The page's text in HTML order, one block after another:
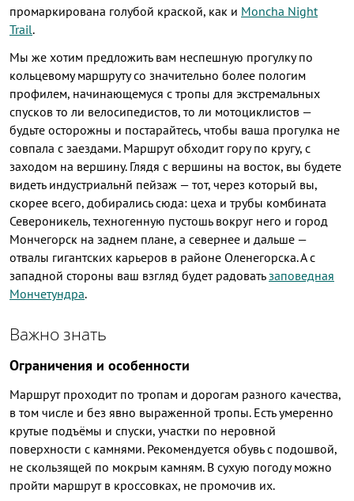
промаркирована голубой краской, как и Moncha Night
Trail.
Мы же хотим предложить вам неспешную прогулку по
кольцевому маршруту со значительно более пологим
профилем, начинающемуся с тропы для экстремальных
спусков то ли велосипедистов, то ли мотоциклистов —
будьте осторожны и постарайтесь, чтобы ваша прогулка не
совпала с заездами. Маршрут обходит гору по кругу, с
заходом на вершину. Глядя с вершины на восток, вы будете
видеть индустриальнй пейзаж — тот, через который вы,
скорее всего, добирались сюда: цеха и трубы комбината
Североникель, техногенную пустошь вокруг него и город
Мончегорск на заднем плане, а севернее и дальше —
отвалы гигантских карьеров в районе Оленегорска. А с
западной стороны ваш взгляд будет радоватьзаповедная
Мончетундра.
Важно знать
Ограничения и особенности
Маршрут проходит по тропам и дорогам разного качества,
в том числе и без явно выраженной тропы. Есть умеренно
крутые подъёмы и спуски, участки по неровной
поверхности с камнями. Рекомендуется обувь с подошвой,
не скользящей по мокрым камням. В сухую погоду можно
пройти маршрут в кроссовках, не промочив их.